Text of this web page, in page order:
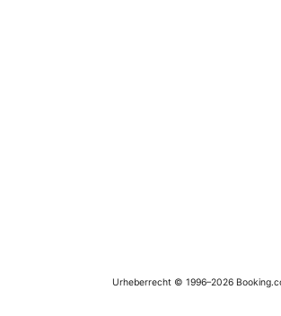
Urheberrecht © 1996–2026